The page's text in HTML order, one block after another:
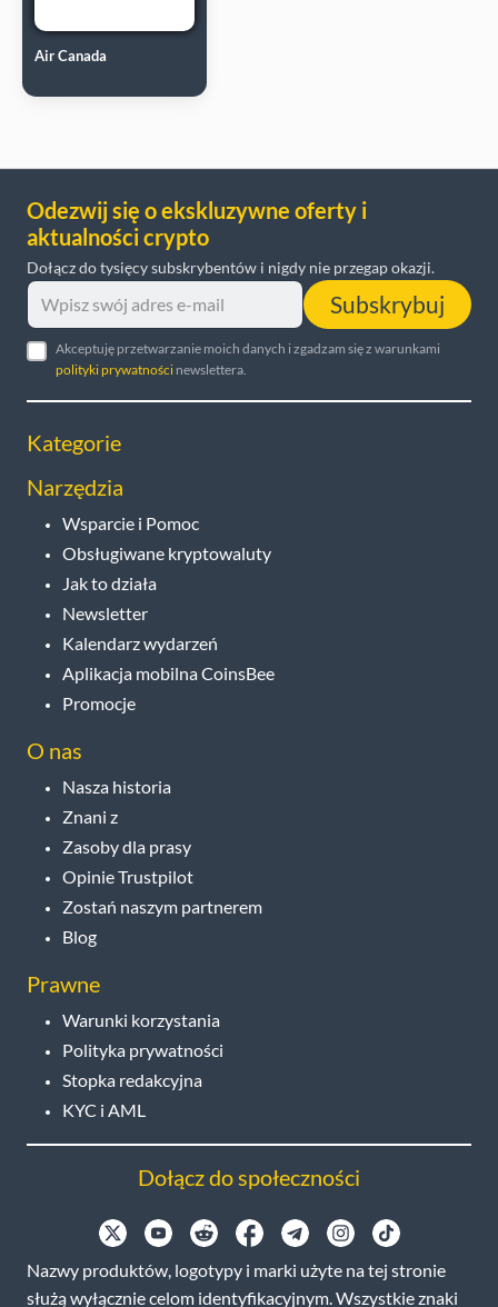
Air Canada
Odezwij się o ekskluzywne oferty i
aktualności crypto
Dołącz do tysięcy subskrybentów i nigdy nie przegap okazji.
Subskrybuj
Akceptuję przetwarzanie moich danych i zgadzam się z warunkami
polityki prywatności newslettera.
Kategorie
Narzędzia
Wsparcie i Pomoc
Obsługiwane kryptowaluty
Jak to działa
Newsletter
Kalendarz wydarzeń
Aplikacja mobilna CoinsBee
Promocje
O nas
Nasza historia
Znani z
Zasoby dla prasy
Opinie Trustpilot
Zostań naszym partnerem
Blog
Prawne
Warunki korzystania
Polityka prywatności
Stopka redakcyjna
KYC i AML
Dołącz do społeczności
Nazwy produktów, logotypy i marki użyte na tej stronie
służą wyłącznie celom identyfikacyjnym. Wszystkie znaki